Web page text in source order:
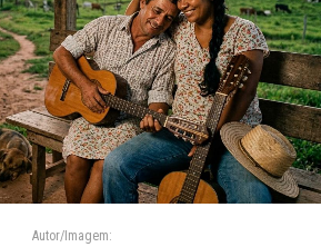
Autor/Imagem: